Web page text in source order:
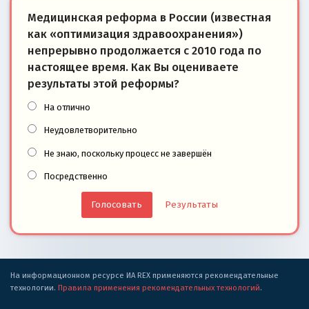
Медицинская реформа в России (известная
как «оптимизация здравоохранения»)
непрерывно продолжается с 2010 года по
настоящее время. Как Вы оцениваете
результаты этой реформы?
На отлично
Неудовлетворительно
Не знаю, поскольку процесс не завершён
Посредственно
Результаты
На информационном ресурсе ИА REX применяются рекомендательные
технологии. Правила применения рекомендательных технологий.